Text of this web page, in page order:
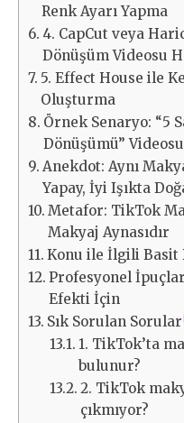
Renk Ayarı Yapma
4. CapCut veya
Dönüşüm Videosu
5. Effect House ile
Oluşturma
Örnek Senaryo: “5
Dönüşümü” Videosu
Anekdot: Aynı
Yapay, İyi Işıkta
Metafor: TikTok
Makyaj Aynasıdır
Konu ile İlgili Basit
Profesyonel
Efekti İçin
Sık Sorulan Sorular
1. TikTok’ta
bulunur?
2. TikTok
çıkmıyor?